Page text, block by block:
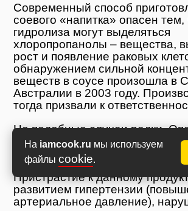
На iamcook.ru мы используем
файлы cookie.
Современный способ
соевого «напитка» опасен
гидролиза могут выделяться
хлоропропанолы – вещества,
рост и появление раковых
обнаружением сильной
веществ в соусе произошла в
Австралии в 2003 году.
тогда призвали к
Но подобные случаи редки.
чрезмерного употребления
кроется совсем в ином…
Пристрастие к данному
развитием гипертензии
артериальное давление),